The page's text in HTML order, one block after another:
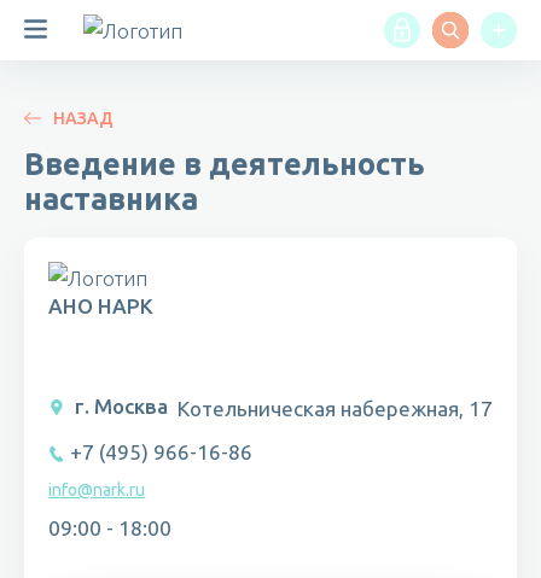
НАЗАД
Введение в деятельность
наставника
АНО НАРК
г. Москва Котельническая набережная, 17
+7 (495) 966-16-86
info@nark.ru
09:00 - 18:00